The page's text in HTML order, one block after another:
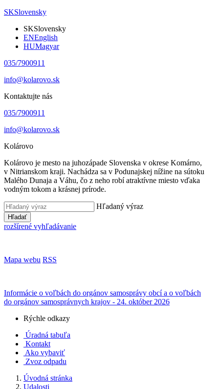
SKSlovensky
SKSlovensky
ENEnglish
HUMagyar
035/7900911
info@kolarovo.sk
Kontaktujte nás
035/7900911
info@kolarovo.sk
Kolárovo
Kolárovo je mesto na juhozápade Slovenska v okrese Komárno,
v Nitrianskom kraji. Nachádza sa v Podunajskej nížine na sútoku
Malého Dunaja a Váhu, čo z neho robí atraktívne miesto vďaka
vodným tokom a krásnej prírode.
Hľadaný výraz
Hľadať
rozšírené vyhľadávanie
Mapa webu RSS
Informácie o voľbách do orgánov samosprávy obcí a o voľbách
do orgánov samosprávnych krajov - 24. október 2026
Rýchle odkazy
Úradná tabuľa
Kontakt
Ako vybaviť
Zvoz odpadu
Úvodná stránka
Udalosti